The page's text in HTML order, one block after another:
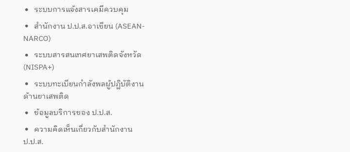
ระบบการแจ้งสารเคมีควบคุม
สำนักงาน ป.ป.ส.อาเซียน (ASEAN-
NARCO)
ระบบสารสนเทศยาเสพติดจังหวัด
(NISPA+)
ระบบทะเบียนกำลังพลผู้ปฏิบัติงาน
ด้านยาเสพติด
ข้อมูลบริการของ ป.ป.ส.
ความคิดเห็นเกี่ยวกับสำนักงาน
ป.ป.ส.